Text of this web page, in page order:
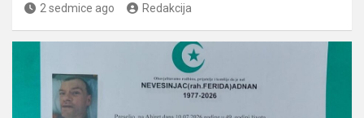
2 sedmice ago Redakcija